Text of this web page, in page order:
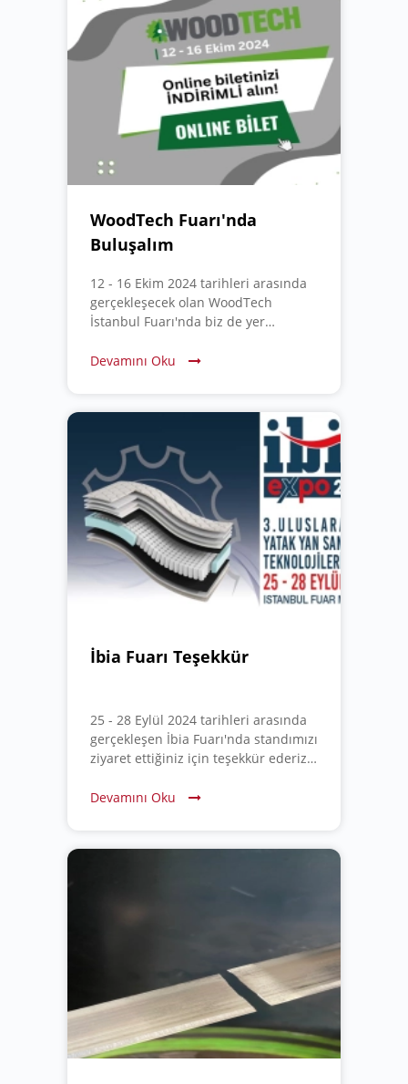
WoodTech Fuarı'nda
Buluşalım
12 - 16 Ekim 2024 tarihleri arasında
gerçekleşecek olan WoodTech
İstanbul Fuarı'nda biz de yer
çözümlerimizi tanıtmak için Salon 10,
Devamını Oku
İbia Fuarı Teşekkür
25 - 28 Eylül 2024 tarihleri arasında
gerçekleşen İbia Fuarı'nda standımızı
ziyaret ettiğiniz için teşekkür ederiz!
etti. Sizlere en kaliteli ürün ve
Devamını Oku